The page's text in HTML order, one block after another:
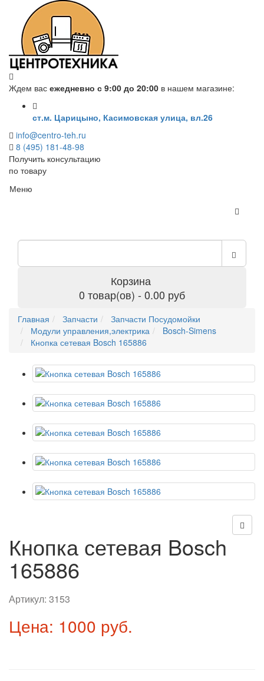
Ждем вас ежедневно с 9:00 до 20:00 в нашем магазине:
ст.м. Царицыно, Касимовская улица, вл.26
info@centro-teh.ru
8 (495) 181-48-98
Получить консультацию
по товару
Меню
Корзина
0 товар(ов) - 0.00 руб
Главная Запчасти
Запчасти Посудомойки
Модули управления,электрика
Bosch-Simens
Кнопка сетевая Bosch 165886
Кнопка сетевая Bosch
165886
Артикул: 3153
Цена: 1000 руб.